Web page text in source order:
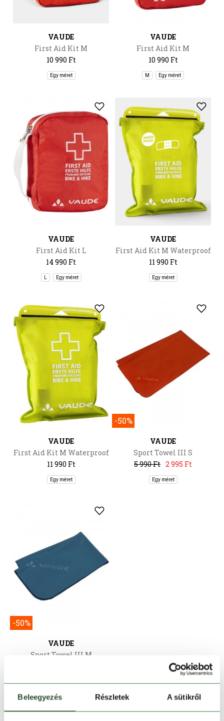
Beleegyezés Részletek A sütikről
VAUDE
First Aid Kit M
10 990 Ft
Egy méret
VAUDE
First Aid Kit M
10 990 Ft
M Egy méret
VAUDE
First Aid Kit L
14 990 Ft
Egy méret
VAUDE
First Aid Kit M Waterproof
11 990 Ft
Egy méret
VAUDE
First Aid Kit M Waterproof
11 990 Ft
Egy méret
-50%
VAUDE
Sport Towel III S
5 990 Ft 2 995 Ft
Egy méret
-50%
VAUDE
Sport Towel III M